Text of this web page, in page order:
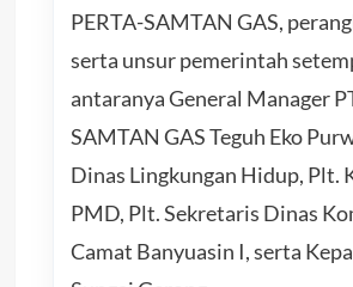
PERTA-SAMTAN GAS,
serta unsur pemerintah
antaranya General Manager
SAMTAN GAS Teguh Eko
Dinas Lingkungan Hidup, Plt.
PMD, Plt. Sekretaris Dinas
Camat Banyuasin I, serta